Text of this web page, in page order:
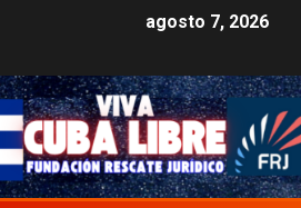
agosto 7, 2026